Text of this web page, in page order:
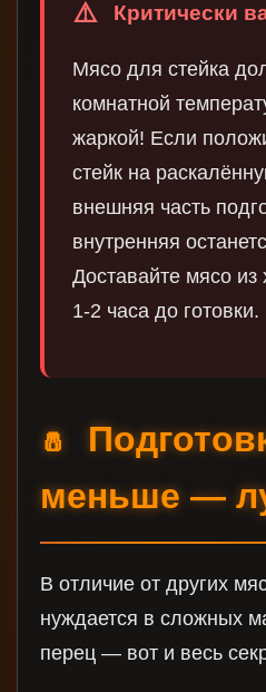
Критически
Мясо для стейка
комнатной
жаркой! Если
стейк на
внешняя часть
внутренняя
Доставайте мясо из
1-2 часа до готовки.
🧂
меньше —
В отличие от других
нуждается в сложных
перец — вот и весь